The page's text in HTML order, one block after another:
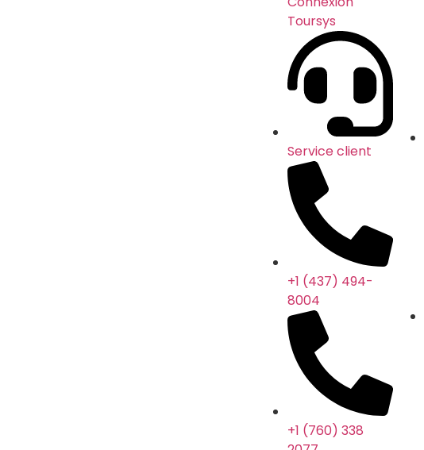
Toursys
Service client
+1 (437) 494-
8004
+1 (760) 338